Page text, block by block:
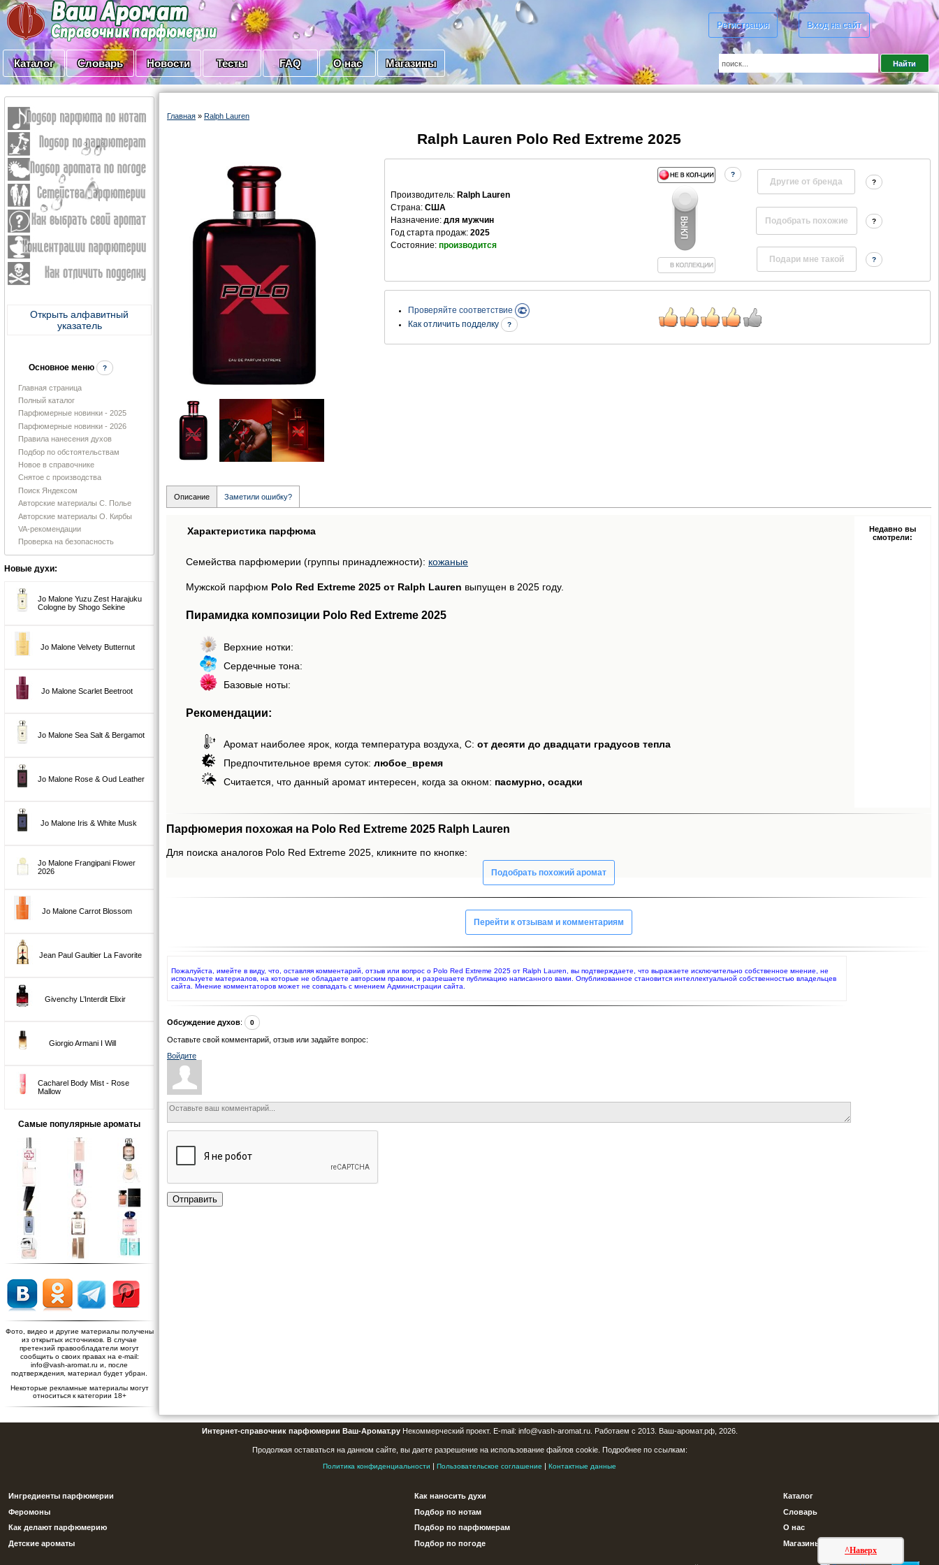
Регистрация Вход на сайт
Каталог Словарь Новости Тесты FAQ О нас Магазины
Открыть алфавитный
указатель
Основное меню ?
Главная страница
Полный каталог
Парфюмерные новинки - 2025
Парфюмерные новинки - 2026
Правила нанесения духов
Подбор по обстоятельствам
Новое в справочнике
Снятое с производства
Поиск Яндексом
Авторские материалы С. Полье
Авторские материалы О. Кирбы
VA-рекомендации
Проверка на безопасность
Новые духи:
Jo Malone Yuzu Zest Harajuku
Cologne by Shogo Sekine
Jo Malone Velvety Butternut
Jo Malone Scarlet Beetroot
Jo Malone Sea Salt & Bergamot
Jo Malone Rose & Oud Leather
Jo Malone Iris & White Musk
Jo Malone Frangipani Flower
2026
Jo Malone Carrot Blossom
Jean Paul Gaultier La Favorite
Givenchy L’Interdit Elixir
Giorgio Armani I Will
Cacharel Body Mist - Rose
Mallow
Самые популярные ароматы
Фото, видео и другие материалы получены
из открытых источников. В случае
претензий правообладатели могут
сообщить о своих правах на e-mail:
info@vash-aromat.ru и, после
подтверждения, материал будет убран.
Некоторые рекламные материалы могут
относиться к категории 18+
Главная » Ralph Lauren
Ralph Lauren Polo Red Extreme 2025
Производитель: Ralph Lauren
Страна: США
Назначение: для мужчин
Год старта продаж: 2025
Состояние: производится
?
Другие от бренда ?
?
?
Проверяйте соответствие
Как отличить подделку
?
Описание Заметили ошибку?
Характеристика парфюма
Семейства парфюмерии (группы принадлежности): кожаные
Мужской парфюм Polo Red Extreme 2025 от Ralph Lauren выпущен в 2025 году.
Пирамидка композиции Polo Red Extreme 2025
Верхние нотки:
Сердечные тона:
Базовые ноты:
Рекомендации:
Аромат наиболее ярок, когда температура воздуха, С: от десяти до двадцати градусов тепла
Предпочтительное время суток: любое_время
Считается, что данный аромат интересен, когда за окном: пасмурно, осадки
Недавно вы
смотрели:
Парфюмерия похожая на Polo Red Extreme 2025 Ralph Lauren
Для поиска аналогов Polo Red Extreme 2025, кликните по кнопке:
Подобрать похожий аромат
Перейти к отзывам и комментариям
Пожалуйста, имейте в виду, что, оставляя комментарий, отзыв или вопрос о Polo Red Extreme 2025 от Ralph Lauren, вы подтверждаете, что выражаете исключительно собственное мнение, не
используете материалов, на которые не обладаете авторским правом, и разрешаете публикацию написанного вами. Опубликованное становится интеллектуальной собственностью владельцев
сайта. Мнение комментаторов может не совпадать с мнением Администрации сайта.
Обсуждение духов: 0
Оставьте свой комментарий, отзыв или задайте вопрос:
Войдите
Отправить
^Наверх
Интернет-справочник парфюмерии Ваш-Аромат.руНекоммерческий проект. E-mail: info@vash-aromat.ru. Работаем с 2013. Ваш-аромат.рф, 2026.
Продолжая оставаться на данном сайте, вы даете разрешение на использование файлов cookie. Подробнее по ссылкам:
Политика конфиденциальности | Пользовательское соглашение | Контактные данные
Ингредиенты парфюмерии
Феромоны
Как делают парфюмерию
Детские ароматы
Как наносить духи
Подбор по нотам
Подбор по парфюмерам
Подбор по погоде
Каталог
Словарь
О нас
Магазины